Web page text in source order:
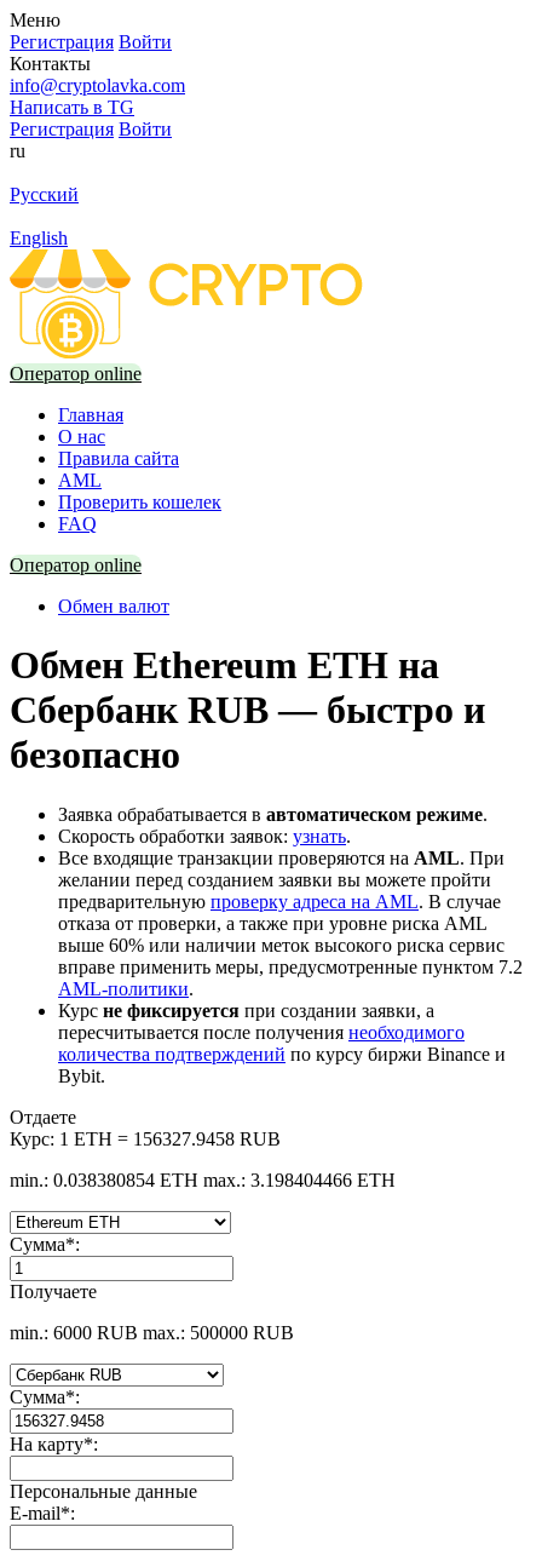
Меню
Регистрация Войти
Контакты
info@cryptolavka.com
Написать в TG
Регистрация Войти
ru
Русский
English
Оператор online
Главная
О нас
Правила сайта
AML
Проверить кошелек
FAQ
Оператор online
Обмен валют
Обмен Ethereum ETH на
Сбербанк RUB — быстро и
безопасно
Заявка обрабатывается в автоматическом режиме.
Скорость обработки заявок: узнать.
Все входящие транзакции проверяются на AML. При
желании перед созданием заявки вы можете пройти
предварительную проверку адреса на AML. В случае
отказа от проверки, а также при уровне риска AML
выше 60% или наличии меток высокого риска сервис
вправе применить меры, предусмотренные пунктом 7.2
AML-политики.
Курс не фиксируется при создании заявки, а
пересчитывается после получения необходимого
количества подтверждений по курсу биржи Binance и
Bybit.
Отдаете
Курс: 1 ETH = 156327.9458 RUB
min.: 0.038380854 ETH max.: 3.198404466 ETH
Сумма*:
Получаете
min.: 6000 RUB max.: 500000 RUB
Сумма*:
На карту*:
Персональные данные
E-mail*: